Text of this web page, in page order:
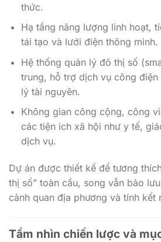
thức.
Hạ tầng năng lượng linh hoạt,
tái tạo và lưới điện thông minh.
Hệ thống quản lý đô thị số
trung, hỗ trợ dịch vụ công điện
lý tài nguyên.
Không gian công cộng, công
các tiện ích xã hội như y tế,
dịch vụ.
Dự án được thiết kế để tương
thị số” toàn cầu, song vẫn bảo
cảnh quan địa phương và tính kết
Tầm nhìn chiến lược và